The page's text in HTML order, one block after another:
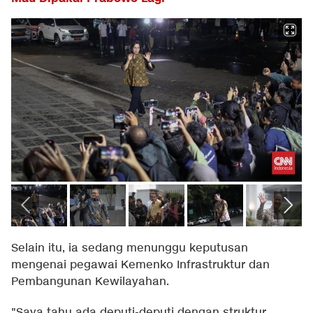
Selain itu, ia sedang menunggu keputusan
mengenai pegawai Kemenko Infrastruktur dan
Pembangunan Kewilayahan.